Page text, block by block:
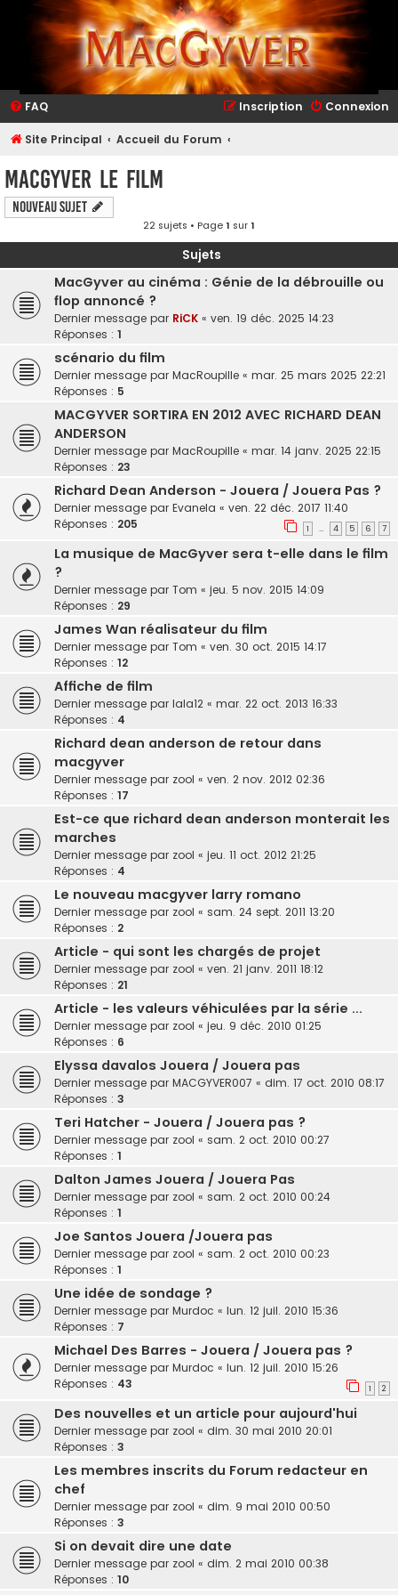
FAQ Connexion
Inscription
Site Principal Accueil du Forum
MacGyver le Film
Nouveau sujet
22 sujets • Page1 sur1
Sujets
MacGyver au cinéma : Génie de la débrouille ou
flop annoncé ?
Dernier message par RiCK « ven. 19 déc. 2025 14:23
Réponses : 1
scénario du film
Dernier message par MacRoupille « mar. 25 mars 2025 22:21
Réponses : 5
MACGYVER SORTIRA EN 2012 AVEC RICHARD DEAN
ANDERSON
Dernier message par MacRoupille « mar. 14 janv. 2025 22:15
Réponses : 23
Richard Dean Anderson - Jouera / Jouera Pas ?
Dernier message par Evanela « ven. 22 déc. 2017 11:40
Réponses : 205 1 … 4 5 6 7
La musique de MacGyver sera t-elle dans le film
?
Dernier message par Tom « jeu. 5 nov. 2015 14:09
Réponses : 29
James Wan réalisateur du film
Dernier message par Tom « ven. 30 oct. 2015 14:17
Réponses : 12
Affiche de film
Dernier message par lala12 « mar. 22 oct. 2013 16:33
Réponses : 4
Richard dean anderson de retour dans
macgyver
Dernier message par zool « ven. 2 nov. 2012 02:36
Réponses : 17
Est-ce que richard dean anderson monterait les
marches
Dernier message par zool « jeu. 11 oct. 2012 21:25
Réponses : 4
Le nouveau macgyver larry romano
Dernier message par zool « sam. 24 sept. 2011 13:20
Réponses : 2
Article - qui sont les chargés de projet
Dernier message par zool « ven. 21 janv. 2011 18:12
Réponses : 21
Article - les valeurs véhiculées par la série ...
Dernier message par zool « jeu. 9 déc. 2010 01:25
Réponses : 6
Elyssa davalos Jouera / Jouera pas
Dernier message par MACGYVER007 « dim. 17 oct. 2010 08:17
Réponses : 3
Teri Hatcher - Jouera / Jouera pas ?
Dernier message par zool « sam. 2 oct. 2010 00:27
Réponses : 1
Dalton James Jouera / Jouera Pas
Dernier message par zool « sam. 2 oct. 2010 00:24
Réponses : 1
Joe Santos Jouera /Jouera pas
Dernier message par zool « sam. 2 oct. 2010 00:23
Réponses : 1
Une idée de sondage ?
Dernier message par Murdoc « lun. 12 juil. 2010 15:36
Réponses : 7
Michael Des Barres - Jouera / Jouera pas ?
Dernier message par Murdoc « lun. 12 juil. 2010 15:26
Réponses : 43 1 2
Des nouvelles et un article pour aujourd'hui
Dernier message par zool « dim. 30 mai 2010 20:01
Réponses : 3
Les membres inscrits du Forum redacteur en
chef
Dernier message par zool « dim. 9 mai 2010 00:50
Réponses : 3
Si on devait dire une date
Dernier message par zool « dim. 2 mai 2010 00:38
Réponses : 10